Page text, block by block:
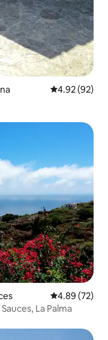
Ukadiriaji wa
4.92 (92)
Ukadiriaji wa
4.89 (72)
La Palma